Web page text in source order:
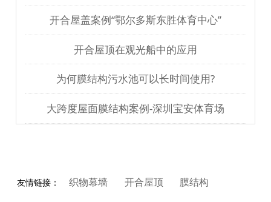
开合屋盖案例“鄂尔多斯东胜体育中心”
开合屋顶在观光船中的应用
为何膜结构污水池可以长时间使用?
大跨度屋面膜结构案例-深圳宝安体育场
友情链接： 织物幕墙 开合屋顶 膜结构